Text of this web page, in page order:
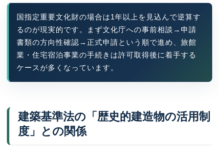
国指定重要文化財の場合は1年以上を見込んで逆算す
るのが現実的です。まず文化庁への事前相談→申請
書類の方向性確認→正式申請という順で進め、旅館
業・住宅宿泊事業の手続きは許可取得後に着手する
ケースが多くなっています。
建築基準法の「歴史的建造物の活用制
度」との関係